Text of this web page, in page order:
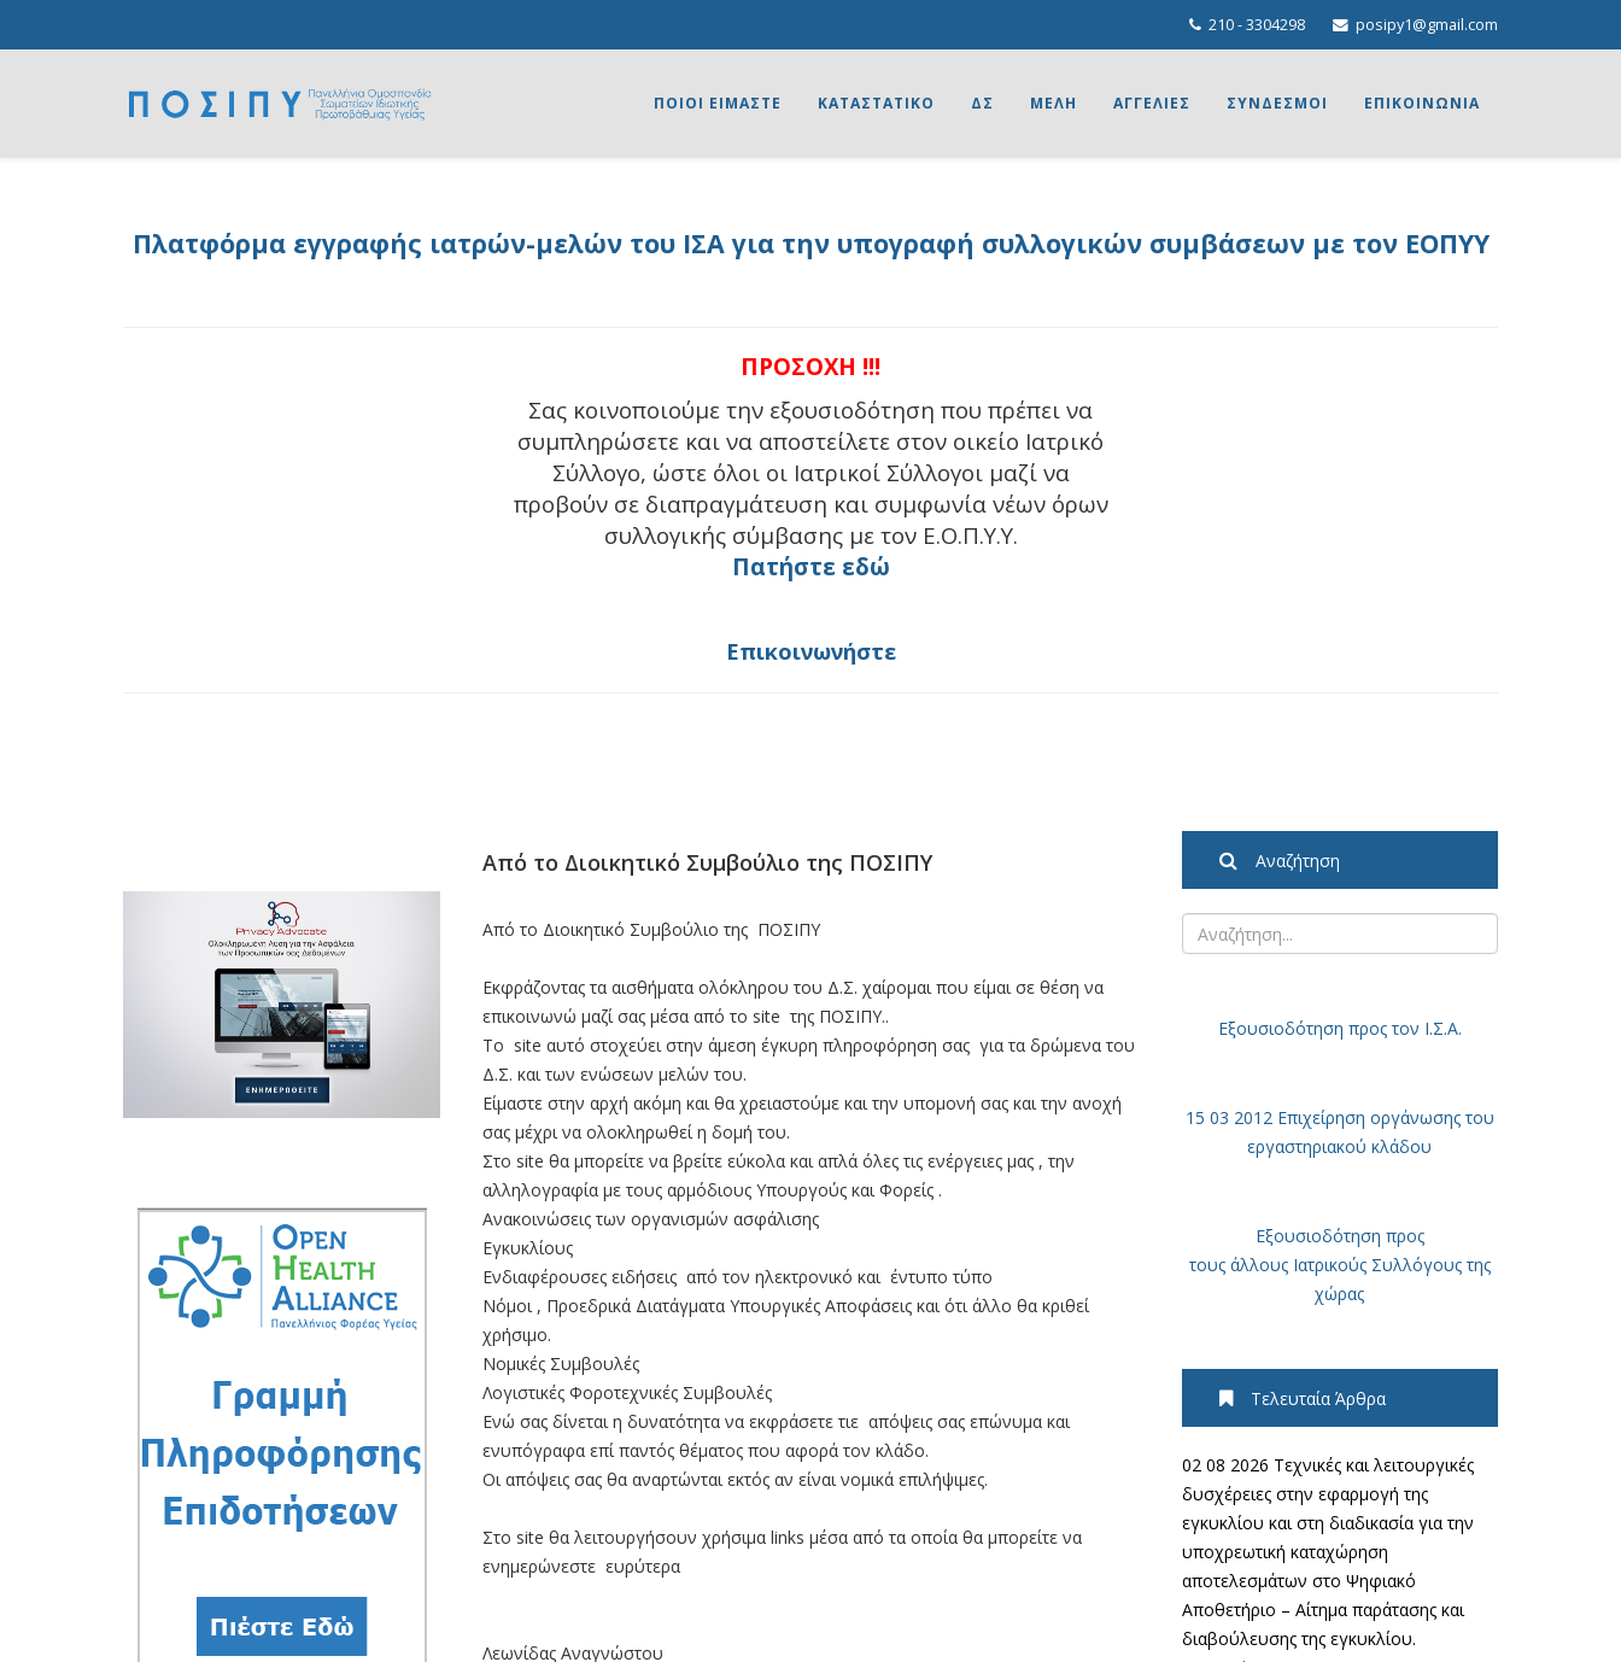
210 - 3304298 posipy1@gmail.com
ΠΟΙΟΙ ΕΙΜΑΣΤΕ ΚΑΤΑΣΤΑΤΙΚΟ ΔΣ ΜΕΛΗ ΑΓΓΕΛΙΕΣ ΣΥΝΔΕΣΜΟΙ ΕΠΙΚΟΙΝΩΝΙΑ
Πλατφόρμα εγγραφής ιατρών-μελών του ΙΣΑ για την υπογραφή συλλογικών συμβάσεων με τον ΕΟΠΥΥ
ΠΡΟΣΟΧΗ !!!
Σας κοινοποιούμε την εξουσιοδότηση που πρέπει να
συμπληρώσετε και να αποστείλετε στον οικείο Ιατρικό
Σύλλογο, ώστε όλοι οι Ιατρικοί Σύλλογοι μαζί να
προβούν σε διαπραγμάτευση και συμφωνία νέων όρων
συλλογικής σύμβασης με τον Ε.Ο.Π.Υ.Υ.
Πατήστε εδώ
Επικοινωνήστε
Από το Διοικητικό Συμβούλιο της ΠΟΣΙΠΥ
Από το Διοικητικό Συμβούλιο της ΠΟΣΙΠΥ
Εκφράζοντας τα αισθήματα ολόκληρου του Δ.Σ. χαίρομαι που είμαι σε θέση να
επικοινωνώ μαζί σας μέσα από το site της ΠΟΣΙΠΥ..
Το site αυτό στοχεύει στην άμεση έγκυρη πληροφόρηση σας για τα δρώμενα του
Δ.Σ. και των ενώσεων μελών του.
Είμαστε στην αρχή ακόμη και θα χρειαστούμε και την υπομονή σας και την ανοχή
σας μέχρι να ολοκληρωθεί η δομή του.
Στο site θα μπορείτε να βρείτε εύκολα και απλά όλες τις ενέργειες μας , την
αλληλογραφία με τους αρμόδιους Υπουργούς και Φορείς .
Ανακοινώσεις των οργανισμών ασφάλισης
Εγκυκλίους
Ενδιαφέρουσες ειδήσεις από τον ηλεκτρονικό και έντυπο τύπο
Νόμοι , Προεδρικά Διατάγματα Υπουργικές Αποφάσεις και ότι άλλο θα κριθεί
χρήσιμο.
Νομικές Συμβουλές
Λογιστικές Φοροτεχνικές Συμβουλές
Ενώ σας δίνεται η δυνατότητα να εκφράσετε τιε απόψεις σας επώνυμα και
ενυπόγραφα επί παντός θέματος που αφορά τον κλάδο.
Οι απόψεις σας θα αναρτώνται εκτός αν είναι νομικά επιλήψιμες.
Στο site θα λειτουργήσουν χρήσιμα links μέσα από τα οποία θα μπορείτε να
ενημερώνεστε ευρύτερα
Λεωνίδας Αναγνώστου
Αναζήτηση
Εξουσιοδότηση προς τον Ι.Σ.Α.
15 03 2012 Επιχείρηση οργάνωσης του
εργαστηριακού κλάδου
Εξουσιοδότηση προς
τους άλλους Ιατρικούς Συλλόγους της
χώρας
Τελευταία Άρθρα
02 08 2026 Τεχνικές και λειτουργικές
δυσχέρειες στην εφαρμογή της
εγκυκλίου και στη διαδικασία για την
υποχρεωτική καταχώρηση
αποτελεσμάτων στο Ψηφιακό
Αποθετήριο – Αίτημα παράτασης και
διαβούλευσης της εγκυκλίου.